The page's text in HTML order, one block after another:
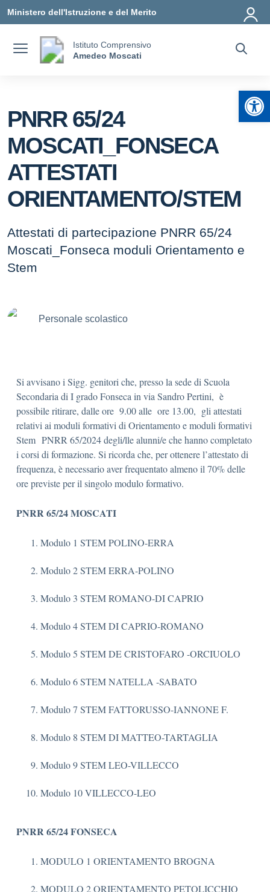
Ministero dell'Istruzione e del Merito
Istituto Comprensivo
Amedeo Moscati
PNRR 65/24
MOSCATI_FONSECA
ATTESTATI
ORIENTAMENTO/STEM
Attestati di partecipazione PNRR 65/24
Moscati_Fonseca moduli Orientamento e
Stem
Personale scolastico
Si avvisano i Sigg. genitori che, presso la sede di Scuola
Secondaria di I grado Fonseca in via Sandro Pertini, è
possibile ritirare, dalle ore 9.00 alle ore 13.00, gli attestati
relativi ai moduli formativi di Orientamento e moduli formativi
Stem PNRR 65/2024 degli/lle alunni/e che hanno completato
i corsi di formazione. Si ricorda che, per ottenere l’attestato di
frequenza, è necessario aver frequentato almeno il 70% delle
ore previste per il singolo modulo formativo.
PNRR 65/24 MOSCATI
Modulo 1 STEM POLINO-ERRA
Modulo 2 STEM ERRA-POLINO
Modulo 3 STEM ROMANO-DI CAPRIO
Modulo 4 STEM DI CAPRIO-ROMANO
Modulo 5 STEM DE CRISTOFARO -ORCIUOLO
Modulo 6 STEM NATELLA -SABATO
Modulo 7 STEM FATTORUSSO-IANNONE F.
Modulo 8 STEM DI MATTEO-TARTAGLIA
Modulo 9 STEM LEO-VILLECCO
Modulo 10 VILLECCO-LEO
PNRR 65/24 FONSECA
MODULO 1 ORIENTAMENTO BROGNA
MODULO 2 ORIENTAMENTO PETOLICCHIO